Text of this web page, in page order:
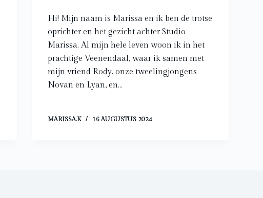
Hi! Mijn naam is Marissa en ik ben de trotse
oprichter en het gezicht achter Studio
Marissa. Al mijn hele leven woon ik in het
prachtige Veenendaal, waar ik samen met
mijn vriend Rody, onze tweelingjongens
Novan en Lyan, en…
MARISSA.K 16 AUGUSTUS 2024